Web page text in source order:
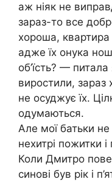
аж ніяк не
зараз-то все
хороша,
адже їх онука
об’їсть? —
виростили,
не осуджує їх.
одумаються.
Але мої батьки
нехитрі пожитки
Коли Дмитро
синові був рік і